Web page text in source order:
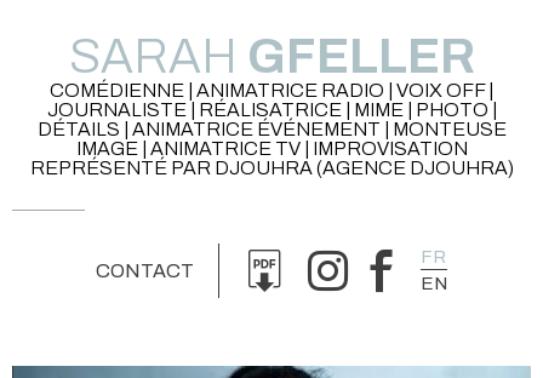
SARAH GFELLER
COMÉDIENNE | ANIMATRICE RADIO | VOIX OFF |
JOURNALISTE | RÉALISATRICE | MIME | PHOTO |
DÉTAILS | ANIMATRICE ÉVÉNEMENT | MONTEUSE
IMAGE | ANIMATRICE TV | IMPROVISATION
REPRÉSENTÉ PAR DJOUHRA (AGENCE DJOUHRA)
CONTACT
FR
EN